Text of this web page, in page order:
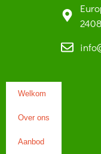
Welkom
Over ons
Aanbod